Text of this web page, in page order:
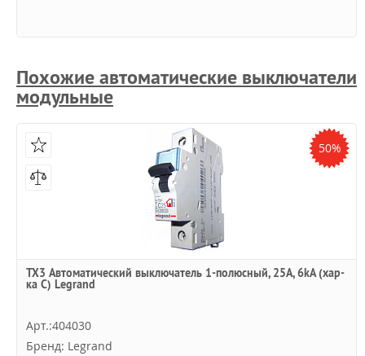
Похожие автоматические выключатели
модульные
50%
TX3 Автоматический выключатель 1-полюсный, 25А, 6kА (хар-
ка C) Legrand
Арт.:404030
Бренд: Legrand